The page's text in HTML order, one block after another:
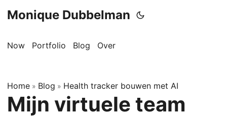
Monique Dubbelman
Now Portfolio Blog Over
Home » Blog » Health tracker bouwen met AI
Mijn virtuele team